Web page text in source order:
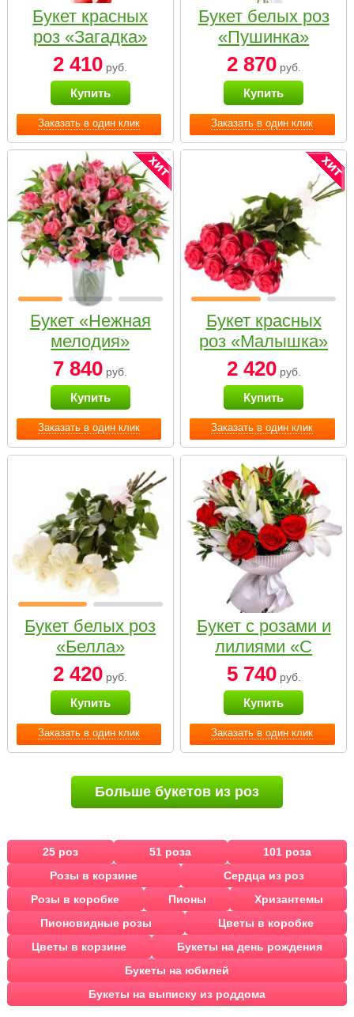
Заказать в один клик
Букет красных
роз «Загадка»
2 410 руб.
Купить
Заказать в один клик
Букет белых роз
«Пушинка»
2 870руб.
Купить
Заказать в один клик
Букет «Нежная
мелодия»
7 840 руб.
Купить
Заказать в один клик
Букет красных
роз «Малышка»
2 420руб.
Купить
Заказать в один клик
Букет белых роз
«Белла»
2 420 руб.
Купить
Заказать в один клик
Букет с розами и
лилиями «С
наилучшими
пожеланиями»
5 740руб.
Купить
Больше букетов из роз
25 роз 51 роза
101 роза
Розы в корзине
Сердца из роз
Розы в коробке
Пионы
Хризантемы
Пионовидные розы
Цветы в коробке
Цветы в корзине
Букеты на день рождения
Букеты на юбилей
Букеты на выписку из роддома